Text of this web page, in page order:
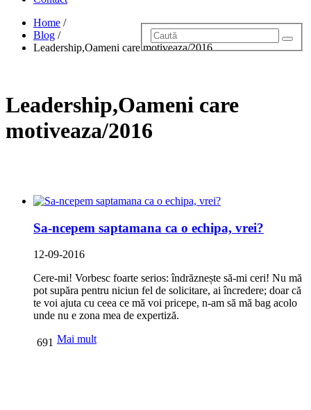
Home /
Blog /
Leadership,Oameni care motiveaza/2016
Leadership,Oameni care
motiveaza/2016
Sa-ncepem saptamana ca o echipa, vrei?
12-09-2016
Cere-mi! Vorbesc foarte serios: îndrăznește să-mi ceri! Nu mă
pot supăra pentru niciun fel de solicitare, ai încredere; doar că
te voi ajuta cu ceea ce mă voi pricepe, n-am să mă bag acolo
unde nu e zona mea de expertiză.
Mai mult
691